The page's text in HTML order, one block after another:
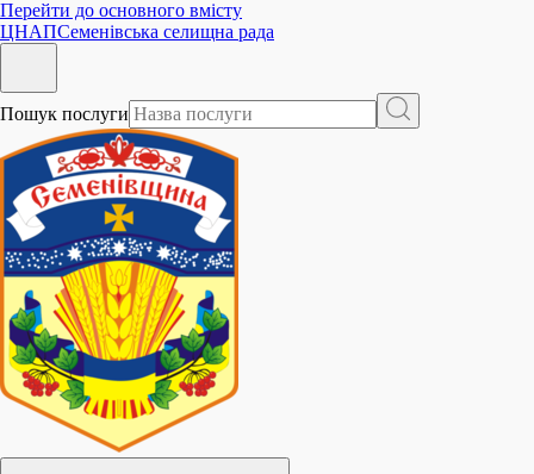
Перейти до основного вмісту
ЦНАПСеменівська селищна рада
Пошук послуги